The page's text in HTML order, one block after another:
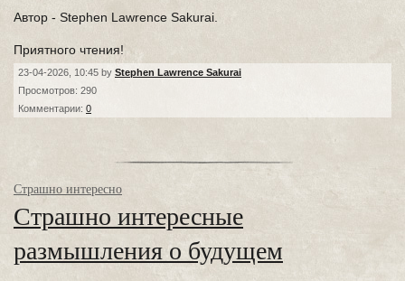
Автор - Stephen Lawrence Sakurai.
Приятного чтения!
23-04-2026, 10:45 by Stephen Lawrence Sakurai
Просмотров: 290
Комментарии: 0
Страшно интересно
Страшно интересные
размышления о будущем